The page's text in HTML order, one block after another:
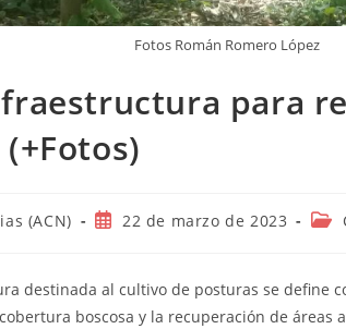
Fotos Román Romero López
para
(ACN)
Publicación
entrada:
22 de marzo de 2023
destinada al cultivo de posturas se define
boscosa y la recuperación de